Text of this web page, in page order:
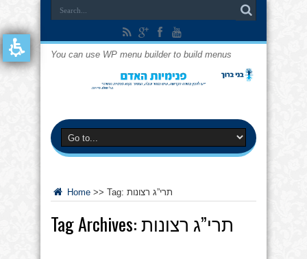
You can use WP menu builder to build menus
Home >> Tag: תרי”ג רצונות
Tag Archives:תרי”ג רצונות